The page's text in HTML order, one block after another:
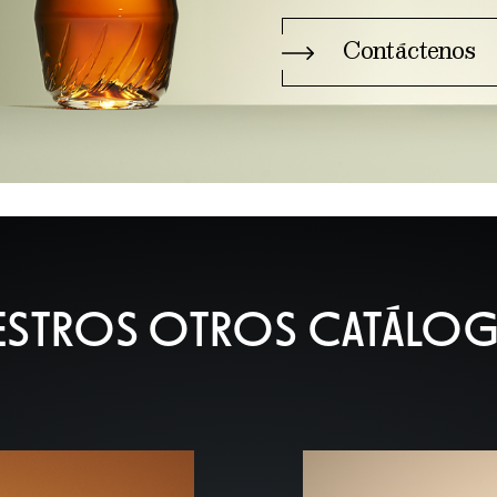
Contáctenos
OTROS